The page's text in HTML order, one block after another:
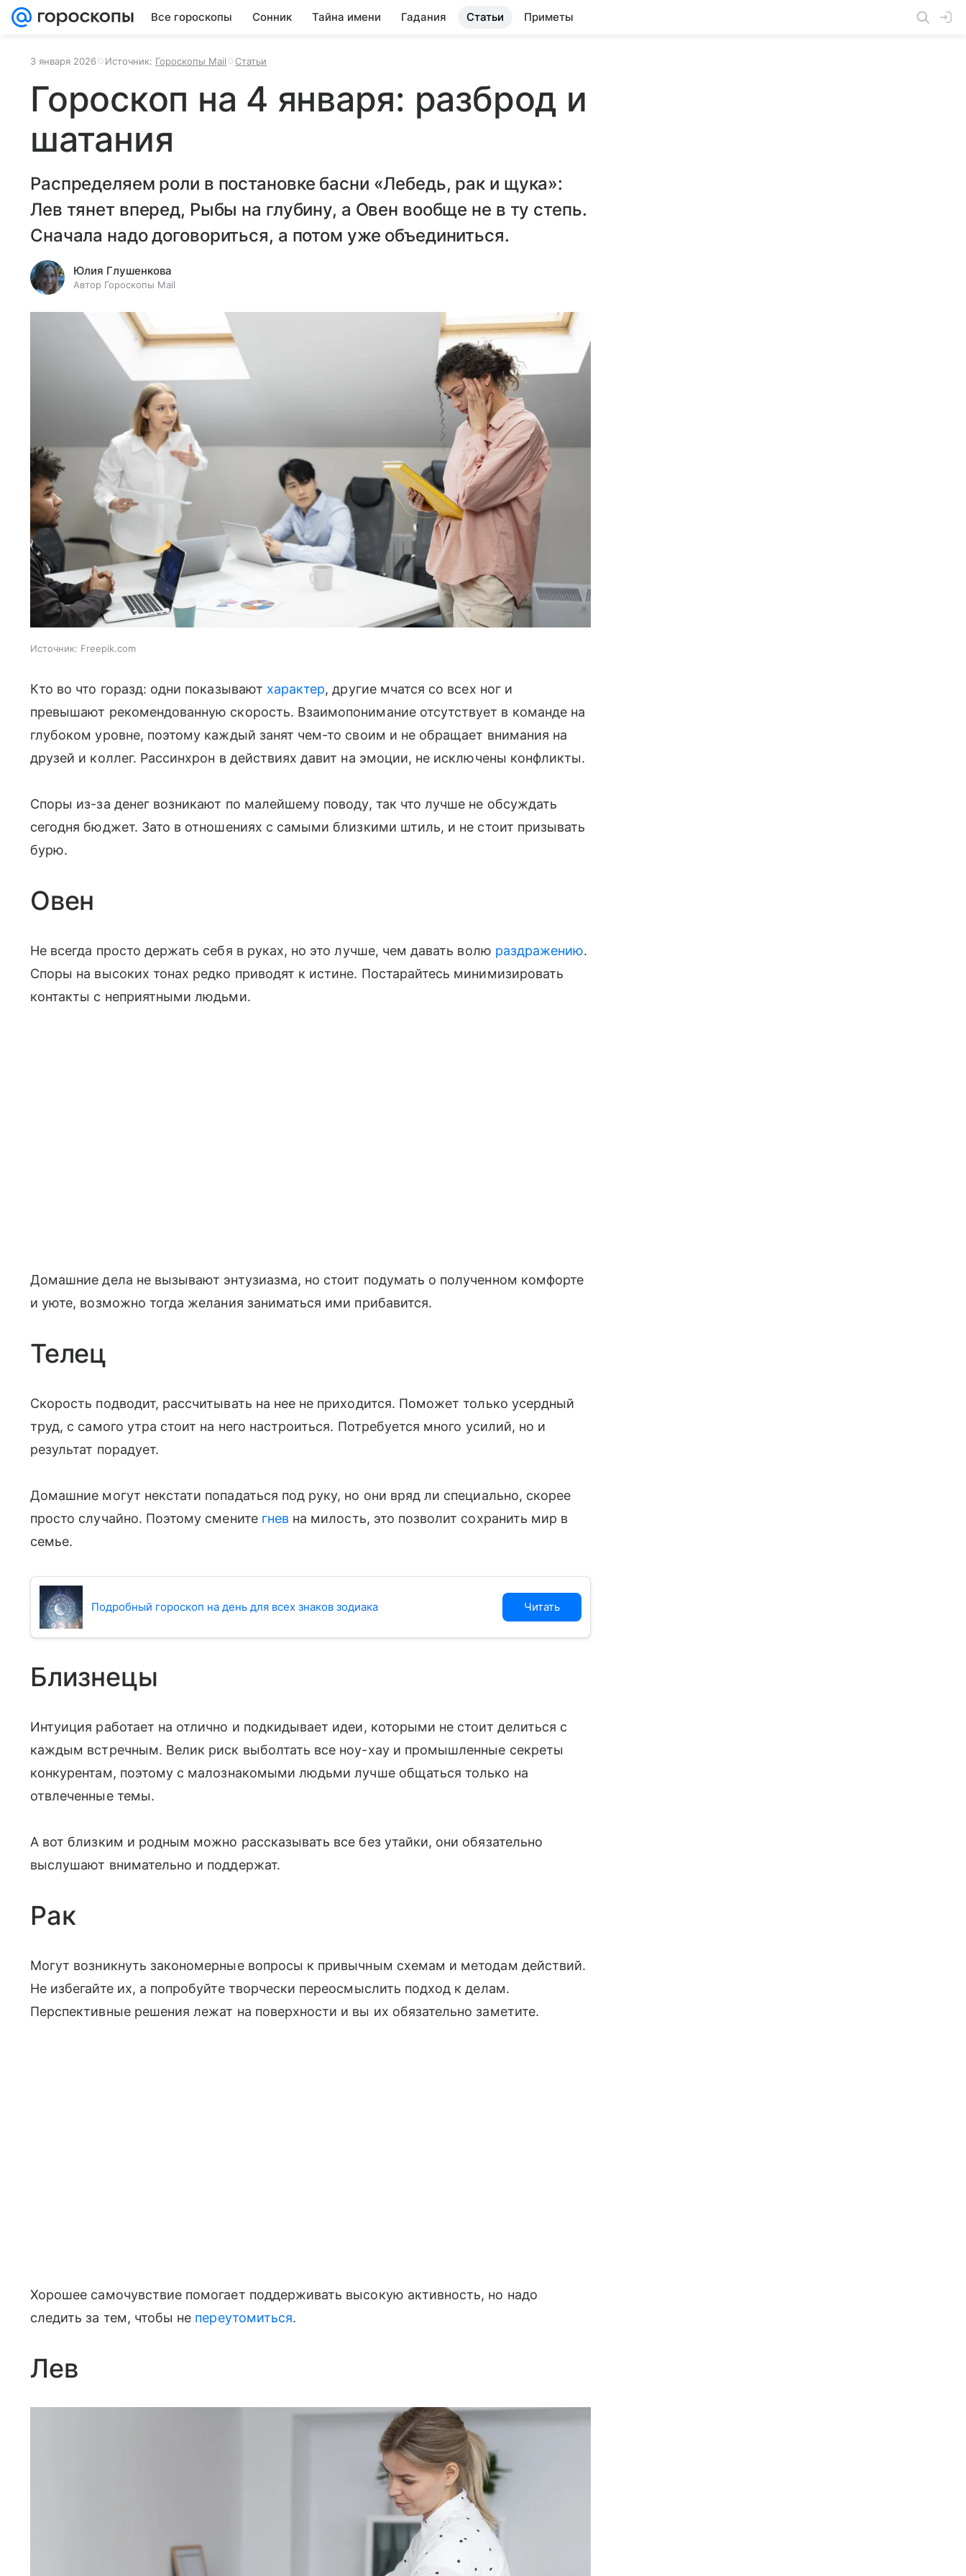
Все гороскопы Сонник Тайна имени Гадания Статьи Приметы
3 января 2026 Источник: Гороскопы Mail Статьи
Гороскоп на 4 января: разброд и
шатания
Распределяем роли в постановке басни «Лебедь, рак и щука»:
Лев тянет вперед, Рыбы на глубину, а Овен вообще не в ту степь.
Сначала надо договориться, а потом уже объединиться.
Юлия Глушенкова
Автор Гороскопы Mail
Источник: Freepik.com
Кто во что горазд: одни показывают характер, другие мчатся со всех ног и
превышают рекомендованную скорость. Взаимопонимание отсутствует в команде на
глубоком уровне, поэтому каждый занят чем-то своим и не обращает внимания на
друзей и коллег. Рассинхрон в действиях давит на эмоции, не исключены конфликты.
Споры из-за денег возникают по малейшему поводу, так что лучше не обсуждать
сегодня бюджет. Зато в отношениях с самыми близкими штиль, и не стоит призывать
бурю.
Овен
Не всегда просто держать себя в руках, но это лучше, чем давать волю раздражению.
Споры на высоких тонах редко приводят к истине. Постарайтесь минимизировать
контакты с неприятными людьми.
Домашние дела не вызывают энтузиазма, но стоит подумать о полученном комфорте
и уюте, возможно тогда желания заниматься ими прибавится.
Телец
Скорость подводит, рассчитывать на нее не приходится. Поможет только усердный
труд, с самого утра стоит на него настроиться. Потребуется много усилий, но и
результат порадует.
Домашние могут некстати попадаться под руку, но они вряд ли специально, скорее
просто случайно. Поэтому смените гнев на милость, это позволит сохранить мир в
семье.
Подробный гороскоп на день для всех знаков зодиака Читать
Близнецы
Интуиция работает на отлично и подкидывает идеи, которыми не стоит делиться с
каждым встречным. Велик риск выболтать все ноу-хау и промышленные секреты
конкурентам, поэтому с малознакомыми людьми лучше общаться только на
отвлеченные темы.
А вот близким и родным можно рассказывать все без утайки, они обязательно
выслушают внимательно и поддержат.
Рак
Могут возникнуть закономерные вопросы к привычным схемам и методам действий.
Не избегайте их, а попробуйте творчески переосмыслить подход к делам.
Перспективные решения лежат на поверхности и вы их обязательно заметите.
Хорошее самочувствие помогает поддерживать высокую активность, но надо
следить за тем, чтобы не переутомиться.
Лев